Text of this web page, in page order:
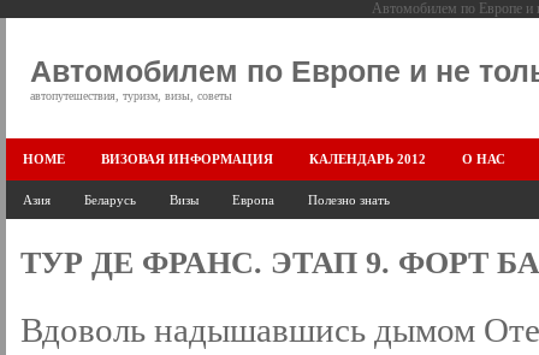
Автомобилем по Европе и
Автомобилем по Европе и не
автопутешествия, туризм, визы, советы
HOME ВИЗОВАЯ ИНФОРМАЦИЯ КАЛЕНДАРЬ 2012 О НАС
Азия Беларусь Визы Европа Полезно знать
ТУР ДЕ ФРАНС. ЭТАП 9. ФОРТ
Вдоволь надышавшись дымом